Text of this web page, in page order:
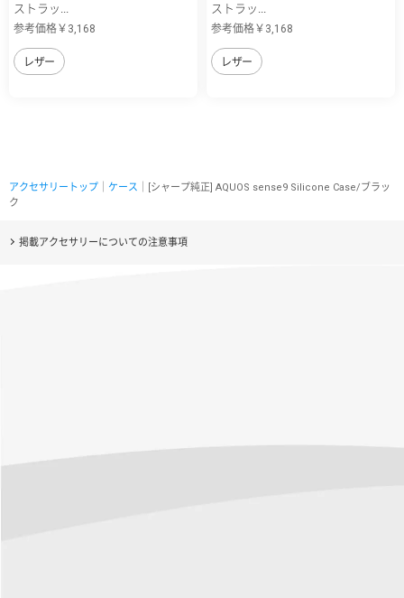
ストラッ...
参考価格￥3,168
レザー
ストラッ...
参考価格￥3,168
レザー
アクセサリートップ ケース ｜[シャープ純正] AQUOS sense9 Silicone Case/ブラッ
ク
掲載アクセサリーについての注意事項